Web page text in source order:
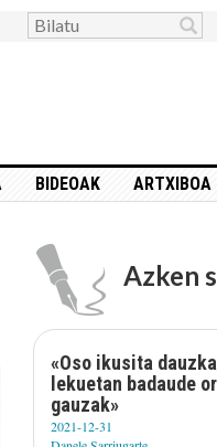
BIDEOAK ARTXIBOA
Azken
«Oso ikusita
lekuetan badaude
gauzak»
2021-12-31